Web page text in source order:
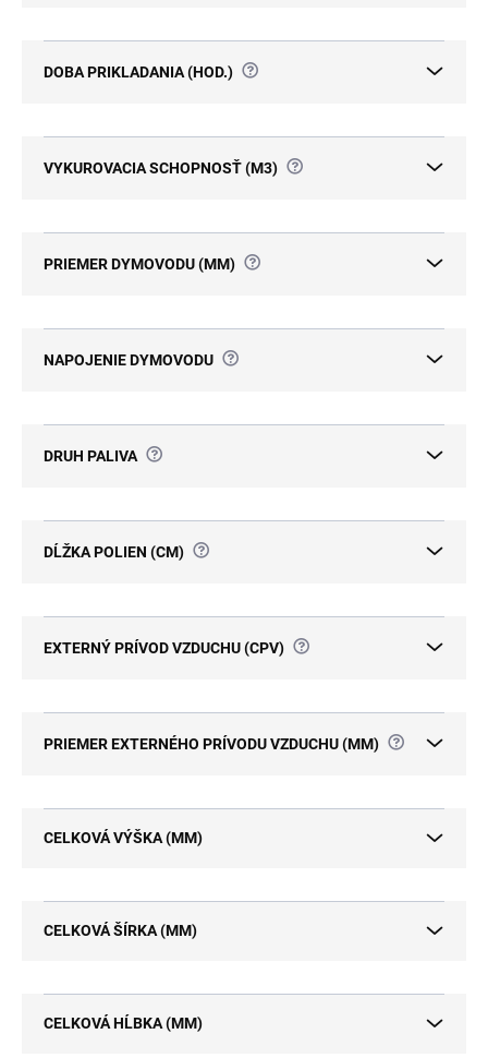
DOBA PRIKLADANIA (HOD.) ?
VYKUROVACIA SCHOPNOSŤ (M3) ?
PRIEMER DYMOVODU (MM) ?
NAPOJENIE DYMOVODU ?
DRUH PALIVA ?
DĹŽKA POLIEN (CM) ?
EXTERNÝ PRÍVOD VZDUCHU (CPV) ?
PRIEMER EXTERNÉHO PRÍVODU VZDUCHU (MM) ?
CELKOVÁ VÝŠKA (MM)
CELKOVÁ ŠÍRKA (MM)
CELKOVÁ HĹBKA (MM)